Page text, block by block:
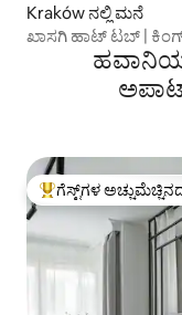
Kraków ನಲ್ಲಿ ಮನೆ
ಖಾಸಗಿ ಹಾಟ್ ಟಬ್ |
ಗೆಸ್ಟ್‌ಗಳಿಗೆ ಅತಿ ಹೆಚ್ಚು
ಗೆಸ್ಟ್‌ಗಳ